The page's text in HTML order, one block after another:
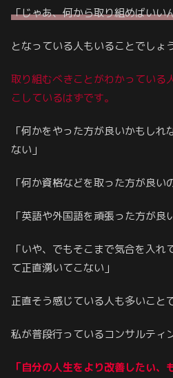
「じゃあ、何から取り組めばいい
となっている人もいることでしょ
取り組むべきことがわかっている
こしているはずです。
「何かをやった方が良いかもし
ない」
「何か資格などを取った方が良い
「英語や外国語を頑張った方が良
「いや、でもそこまで気合を入
て正直湧いてこない」
正直そう感じている人も多いこと
私が普段行っているコンサルティ
「自分の人生をより改善したい